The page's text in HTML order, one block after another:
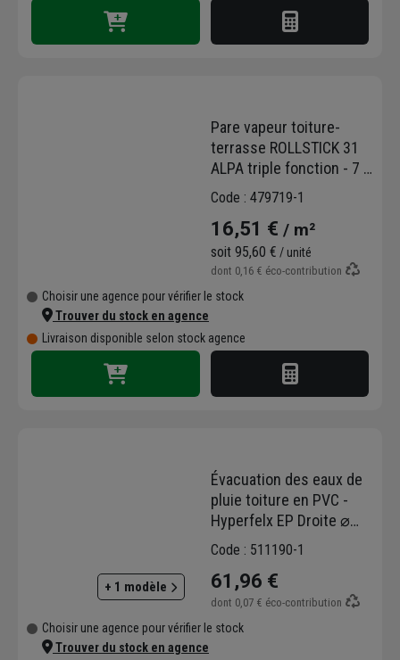
Pare vapeur toiture-
terrasse ROLLSTICK 31
ALPA triple fonction - 7 x
1 m - ép. 2 mm
Code : 479719-1
16,51 € / m²
soit 95,60 € / unité
dont 0,16 € éco-contribution
Choisir une agence pour vérifier le stock
Trouver du stock en agence
Livraison disponible selon stock agence
+ 1 modèle
Évacuation des eaux de
pluie toiture en PVC -
Hyperfelx EP Droite ⌀
80,0 mm - Hauteur 600
mm
Code : 511190-1
61,96 €
dont 0,07 € éco-contribution
Choisir une agence pour vérifier le stock
Trouver du stock en agence